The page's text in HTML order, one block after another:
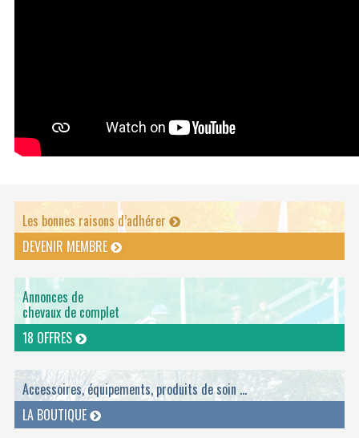
Les bonnes raisons d’adhérer
DEVENIR MEMBRE
Annonces de
chevaux de complet
18 OFFRES
Accessoires, équipements, produits de soin ...
LA BOUTIQUE